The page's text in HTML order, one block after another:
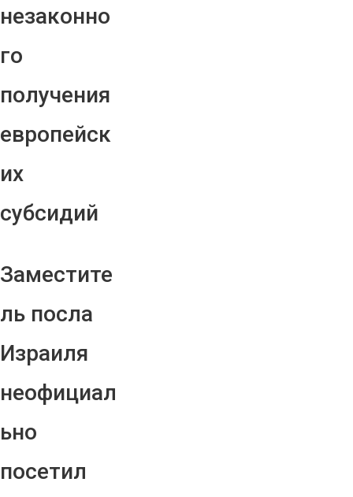
незаконно
го
получения
европейск
их
субсидий
Заместите
ль посла
Израиля
неофициал
ьно
посетил